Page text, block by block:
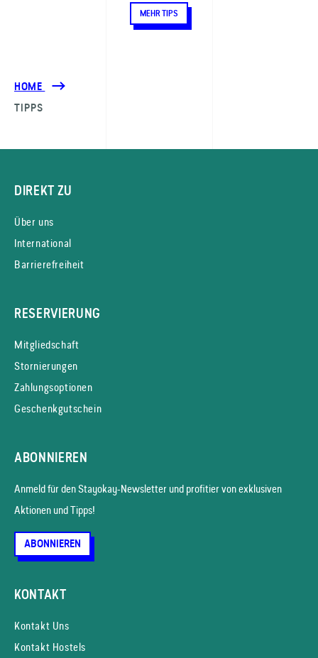
MEHR TIPS
HOME
TIPPS
DIREKT ZU
Über uns
International
Barrierefreiheit
RESERVIERUNG
Mitgliedschaft
Stornierungen
Zahlungsoptionen
Geschenkgutschein
ABONNIEREN
Anmeld für den Stayokay-News­letter und profitier von exklusiven
Aktionen und Tipps!
ABONNIEREN
KONTAKT
Kontakt Uns
Kontakt Hostels